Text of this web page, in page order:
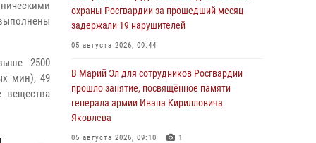
2500
мин), 49
вещества
охраны Росгвардии за прошедший месяц
задержали 19 нарушителей
05 августа 2026, 09:44
В Марий Эл для сотрудников Росгвардии
прошло занятие, посвящённое памяти
генерала армии Ивана Кирилловича
Яковлева
05 августа 2026, 09:10 1